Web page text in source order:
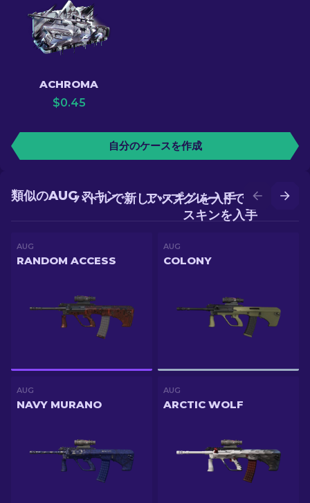
ACHROMA
$0.45
自分のケースを作成
アップグレードでより良い
スキンを入手
バトルで新しいスキンを入手
類似のAUG スキン
AUG
RANDOM ACCESS
AUG
COLONY
AUG
NAVY MURANO
AUG
ARCTIC WOLF